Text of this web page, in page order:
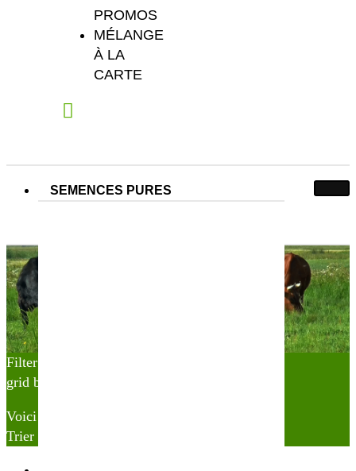
PROMOS
MÉLANGE
À LA
CARTE
SEMENCES PURES
Filter
grid button
Voici le seul résultat
Trier par